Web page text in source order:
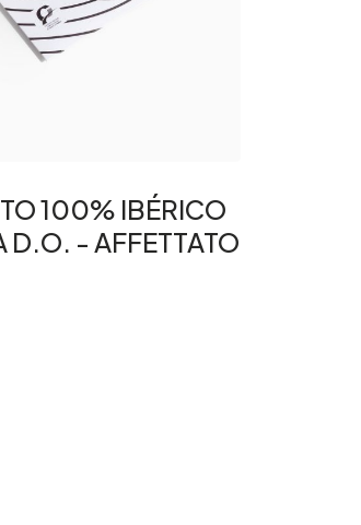
100% IBÉRICO
D.O. - AFFETTATO